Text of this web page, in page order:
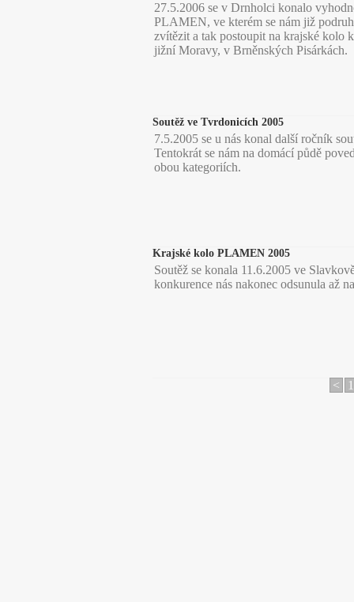
27.5.2006 se v Drnholci konalo
PLAMEN, ve kterém se nám již
zvítězit a tak postoupit na krajské kolo
jižní Moravy, v Brněnských Pisárkách.
Soutěž ve Tvrdonicích 2005
7.5.2005 se u nás konal další ročník
Tentokrát se nám na domácí půdě
obou kategoriích.
Krajské kolo PLAMEN 2005
Soutěž se konala 11.6.2005 ve
konkurence nás nakonec odsunula až
< 1